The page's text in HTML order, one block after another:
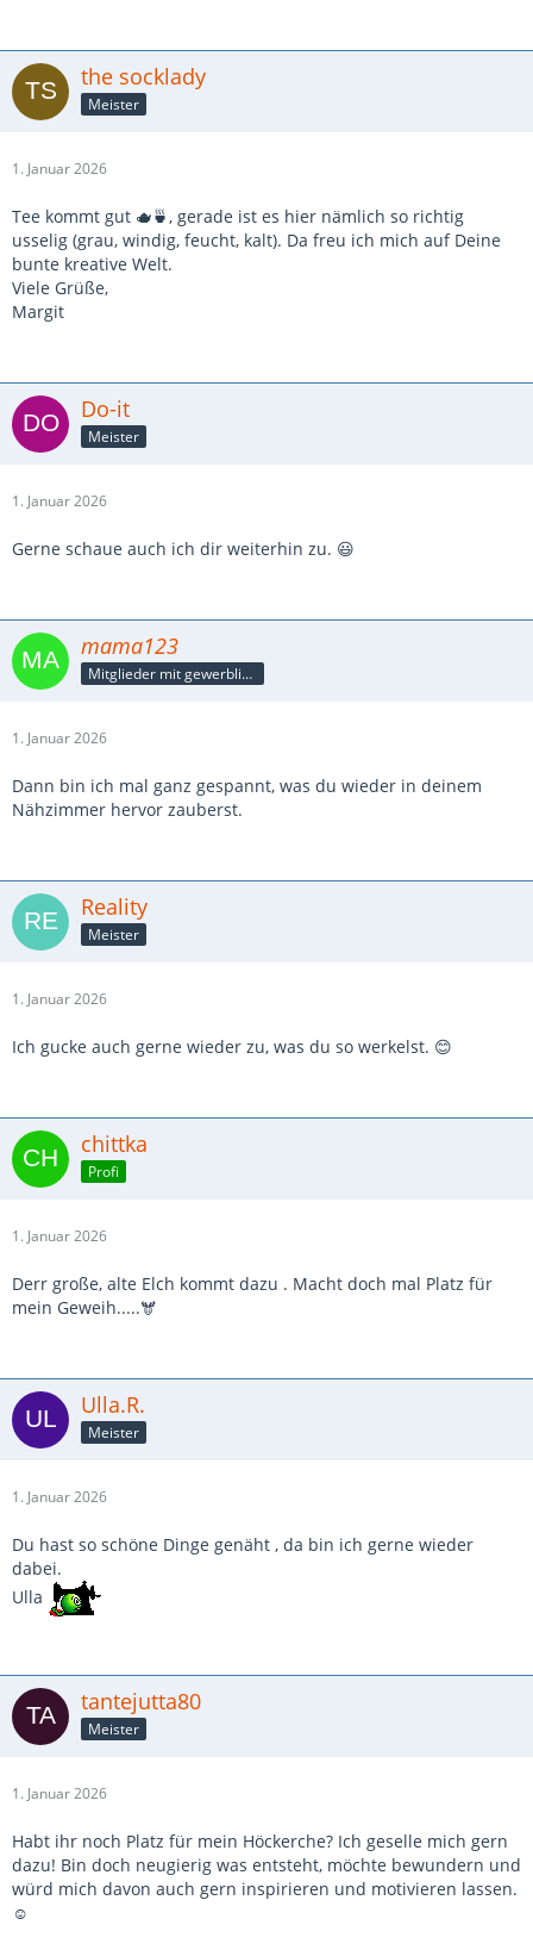
the socklady
Meister
1. Januar 2026
Tee kommt gut 🫖🍵, gerade ist es hier nämlich so richtig
usselig (grau, windig, feucht, kalt). Da freu ich mich auf Deine
bunte kreative Welt.
Viele Grüße,
Margit
Do-it
Meister
1. Januar 2026
Gerne schaue auch ich dir weiterhin zu. 😃
mama123
Mitglieder mit gewerblicher Verbindung, auch als Mitarbeiter/in
1. Januar 2026
Dann bin ich mal ganz gespannt, was du wieder in deinem
Nähzimmer hervor zauberst.
Reality
Meister
1. Januar 2026
Ich gucke auch gerne wieder zu, was du so werkelst. 😊
chittka
Profi
1. Januar 2026
Derr große, alte Elch kommt dazu . Macht doch mal Platz für
mein Geweih.....🫎
Ulla.R.
Meister
1. Januar 2026
Du hast so schöne Dinge genäht , da bin ich gerne wieder
dabei.
Ulla
tantejutta80
Meister
1. Januar 2026
Habt ihr noch Platz für mein Höckerche? Ich geselle mich gern
dazu! Bin doch neugierig was entsteht, möchte bewundern und
würd mich davon auch gern inspirieren und motivieren lassen.
☺️